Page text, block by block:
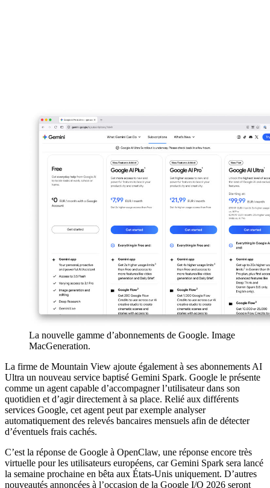
La nouvelle gamme d’abonnements de Google. Image
MacGeneration.
La firme de Mountain View ajoute également à ses abonnements AI
Ultra un nouveau service baptisé Gemini Spark. Google le présente
comme un agent capable d’accompagner l’utilisateur dans son
quotidien et d’agir directement à sa place. Relié aux différents
services Google, cet agent peut par exemple analyser
automatiquement des relevés bancaires mensuels afin de détecter
d’éventuels frais cachés.
C’est la réponse de Google à OpenClaw, une réponse encore très
virtuelle pour les utilisateurs européens, car Gemini Spark sera lancé
la semaine prochaine en bêta aux États-Unis uniquement. D’autres
nouveautés annoncées à l’occasion de la Google I/O 2026 seront